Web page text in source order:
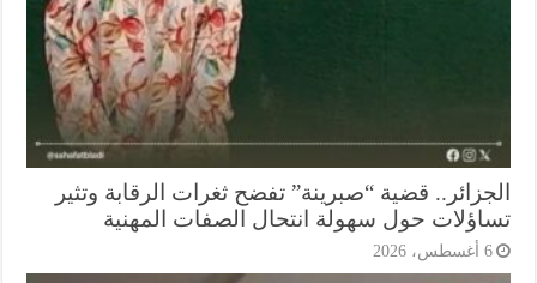
قضية “صبرينة” تفضح ثغرات الرقابة وتثير
حول سهولة انتحال الصفات المهنية